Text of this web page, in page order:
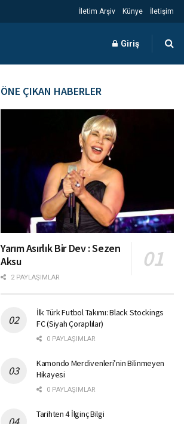
İletim Arşiv Künye İletişim
Giriş
ÖNE ÇIKAN HABERLER
Yarım Asırlık Bir Dev : Sezen
Aksu
2 PAYLAŞIMLAR
İlk Türk Futbol Takımı: Black Stockings
FC (Siyah Çoraplılar)
0 PAYLAŞIMLAR
Kamondo Merdivenleri’nin Bilinmeyen
Hikayesi
0 PAYLAŞIMLAR
Tarihten 4 İlginç Bilgi